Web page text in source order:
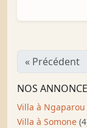
« Précédent
NOS
Villa à Ngaparou
Villa à Somone